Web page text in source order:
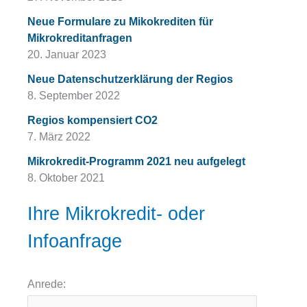
Neue Formulare zu Mikokrediten für
Mikrokreditanfragen
20. Januar 2023
Neue Datenschutzerklärung der Regios
8. September 2022
Regios kompensiert CO2
7. März 2022
Mikrokredit-Programm 2021 neu aufgelegt
8. Oktober 2021
Ihre Mikrokredit- oder
Infoanfrage
Anrede: